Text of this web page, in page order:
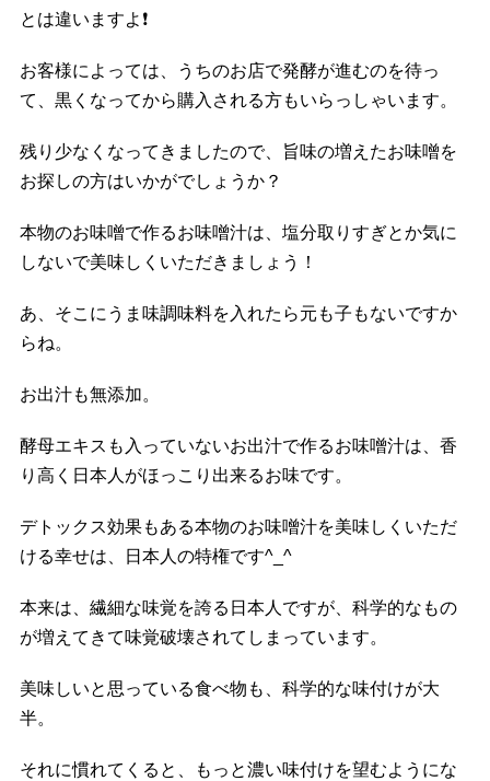
とは違いますよ ❗️
お客様によっては、うちのお店で発酵が進むのを待っ
て、黒くなってから購入される方もいらっしゃいます。
残り少なくなってきましたので、旨味の増えたお味噌を
お探しの方はいかがでしょうか？
本物のお味噌で作るお味噌汁は、塩分取りすぎとか気に
しないで美味しくいただきましょう！
あ、そこにうま味調味料を入れたら元も子もないですか
らね。
お出汁も無添加。
酵母エキスも入っていないお出汁で作るお味噌汁は、香
り高く日本人がほっこり出来るお味です。
デトックス効果もある本物のお味噌汁を美味しくいただ
ける幸せは、日本人の特権です^_^
本来は、繊細な味覚を誇る日本人ですが、科学的なもの
が増えてきて味覚破壊されてしまっています。
美味しいと思っている食べ物も、科学的な味付けが大
半。
それに慣れてくると、もっと濃い味付けを望むようにな